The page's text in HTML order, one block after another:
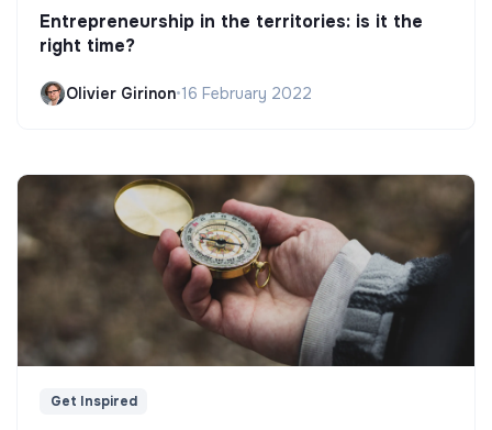
Entrepreneurship in the territories: is it the
right time?
Olivier Girinon•16 February 2022
Get Inspired